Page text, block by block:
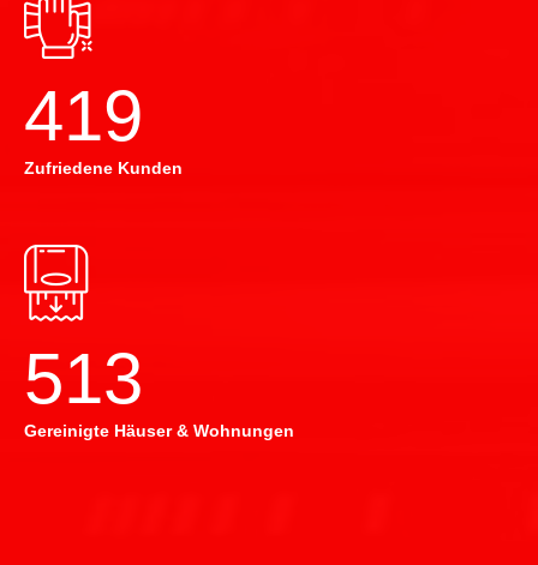
420
Zufriedene Kunden
514
Gereinigte Häuser & Wohnungen